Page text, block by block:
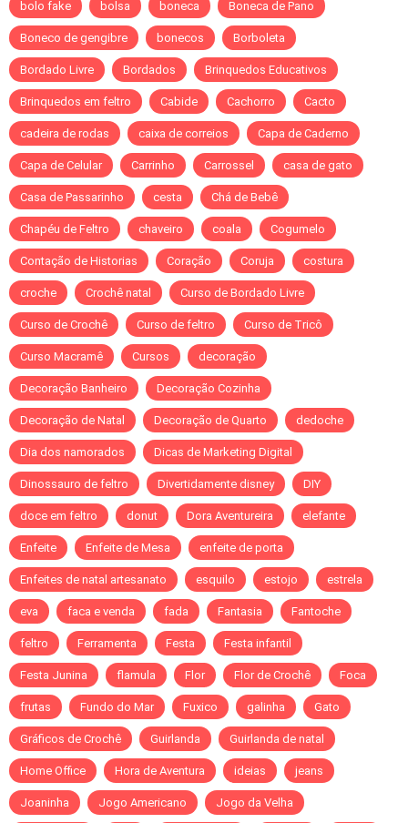
bolo fake bolsa boneca Boneca de Pano
Boneco de gengibre bonecos Borboleta
Bordado Livre Bordados Brinquedos Educativos
Brinquedos em feltro Cabide Cachorro Cacto
cadeira de rodas caixa de correios Capa de Caderno
Capa de Celular Carrinho Carrossel casa de gato
Casa de Passarinho cesta Chá de Bebê
Chapéu de Feltro chaveiro coala Cogumelo
Contação de Historias Coração Coruja costura
croche Crochê natal Curso de Bordado Livre
Curso de Crochê Curso de feltro Curso de Tricô
Curso Macramê Cursos decoração
Decoração Banheiro Decoração Cozinha
Decoração de Natal Decoração de Quarto dedoche
Dia dos namorados Dicas de Marketing Digital
Dinossauro de feltro Divertidamente disney DIY
doce em feltro donut Dora Aventureira elefante
Enfeite Enfeite de Mesa enfeite de porta
Enfeites de natal artesanato esquilo estojo estrela
eva faca e venda fada Fantasia Fantoche
feltro Ferramenta Festa Festa infantil
Festa Junina flamula Flor Flor de Crochê Foca
frutas Fundo do Mar Fuxico galinha Gato
Gráficos de Crochê Guirlanda Guirlanda de natal
Home Office Hora de Aventura ideias jeans
Joaninha Jogo Americano Jogo da Velha